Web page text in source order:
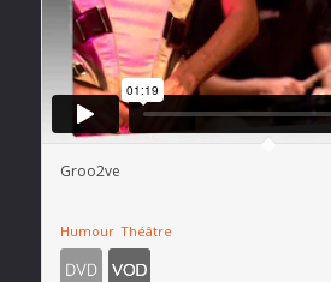
Groo2ve
Humour Théâtre